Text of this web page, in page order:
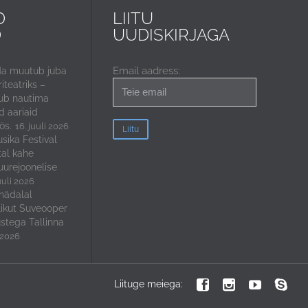
muutub juba
–
nautima
aariaid
16. juuli 2026
Festival
kahe
2026
Suveooper
Tallinna
LIITU
UUDISKIRJAGA
Email aadress:
Liituge meiega:    